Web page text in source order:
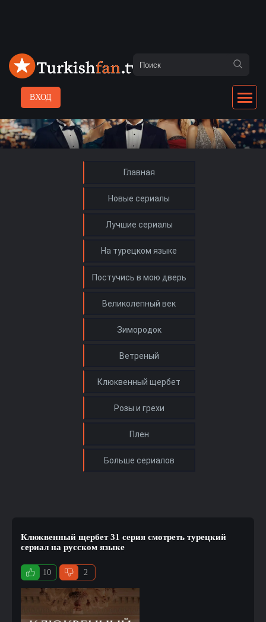
ВХОД
Главная
Новые сериалы
Лучшие сериалы
На турецком языке
Клюквенный щербет 31 серия смотреть турецкий
сериал на русском языке
10 2